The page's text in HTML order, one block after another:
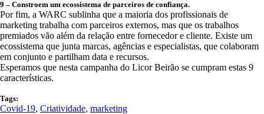
9 – Constroem um ecossistema de parceiros de confiança.
Por fim, a WARC sublinha que a maioria dos profissionais de
marketing trabalha com parceiros externos, mas que os trabalhos
premiados vão além da relação entre fornecedor e cliente. Existe um
ecossistema que junta marcas, agências e especialistas, que colaboram
em conjunto e partilham data e recursos.
Esperamos que nesta campanha do Licor Beirão se cumpram estas 9
características.
Tags:
Covid-19, Criatividade, marketing